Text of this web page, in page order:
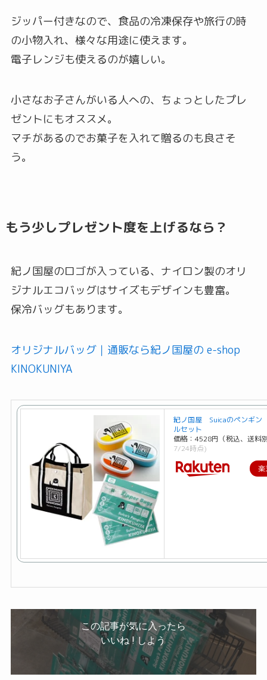
ジッパー付きなので、食品の冷凍保存や旅行の時
の小物入れ、様々な用途に使えます。
電子レンジも使えるのが嬉しい。
小さなお子さんがいる人への、ちょっとしたプレ
ゼントにもオススメ。
マチがあるのでお菓子を入れて贈るのも良さそ
う。
もう少しプレゼント度を上げるなら？
紀ノ国屋のロゴが入っている、ナイロン製のオリ
ジナルエコバッグはサイズもデザインも豊富。
保冷バッグもあります。
オリジナルバッグ｜通販なら紀ノ国屋の e-shop
KINOKUNIYA
紀ノ国屋 Suicaのペンギン
ルセット
価格：4528円（税込、送料
7/24時点)
楽
この記事が気に入ったら
いいね ! しよう